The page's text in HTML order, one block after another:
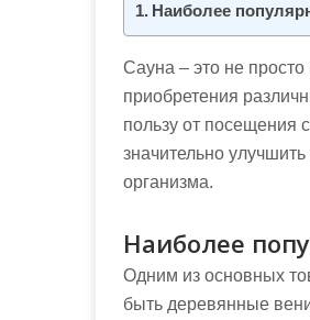
Наиболее
Сауна – это не
приобретения
пользу от посещения
значительно
организма.
Наиболее
Одним из основных
быть деревянные